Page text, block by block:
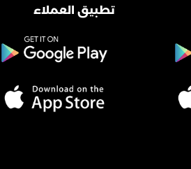
تطبيق العملاء